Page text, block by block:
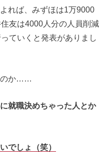
れば、みずほは1万9000
友は4000人分の人員削減
ていくと発表がありまし
のか……
就職決めちゃった人とか
でしょ（笑）